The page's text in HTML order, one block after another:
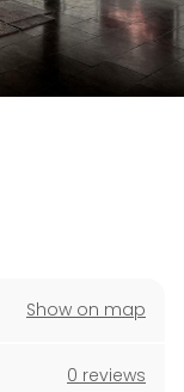
Show on map
0 reviews